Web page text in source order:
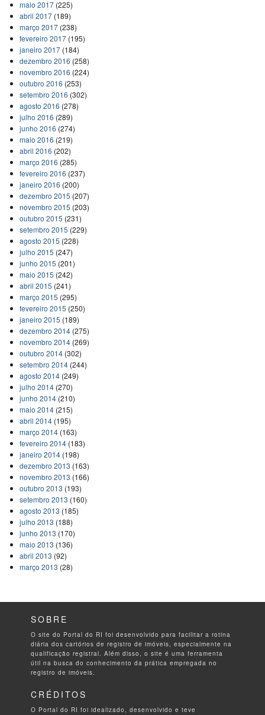
maio 2017(225)
abril 2017(189)
março 2017(238)
fevereiro 2017(195)
janeiro 2017(184)
dezembro 2016 (258)
novembro 2016 (224)
outubro 2016 (253)
setembro 2016 (302)
agosto 2016 (278)
julho 2016 (289)
junho 2016 (274)
maio 2016 (219)
abril 2016 (202)
março 2016 (285)
fevereiro 2016 (237)
janeiro 2016 (200)
dezembro 2015 (207)
novembro 2015 (203)
outubro 2015 (231)
setembro 2015 (229)
agosto 2015 (228)
julho 2015 (247)
junho 2015 (201)
maio 2015 (242)
abril 2015 (241)
março 2015 (295)
fevereiro 2015 (250)
janeiro 2015 (189)
dezembro 2014(275)
novembro 2014(269)
outubro 2014(302)
setembro 2014(244)
agosto 2014(249)
julho 2014(270)
junho 2014(210)
maio 2014(215)
abril 2014(195)
março 2014(163)
fevereiro 2014(183)
janeiro 2014(198)
dezembro 2013 (163)
novembro 2013 (166)
outubro 2013 (193)
setembro 2013 (160)
agosto 2013 (185)
julho 2013 (188)
junho 2013 (170)
maio 2013 (136)
abril 2013 (92)
março 2013 (28)
SOBRE
O site do Portal do RI foi desenvolvido para facilitar a rotina
diária dos cartórios de registro de imóveis, especialmente na
qualificação registral. Além disso, o site é uma ferramenta
útil na busca do conhecimento da prática empregada no
registro de imóveis.
CRÉDITOS
O Portal do RI foi idealizado, desenvolvido e teve